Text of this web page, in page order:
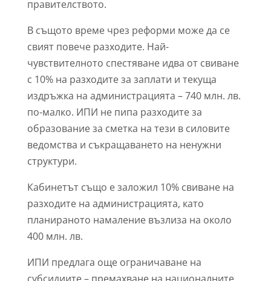
правителството.
В същото време чрез реформи може да се
свият повече разходите. Най-
чувствителното спестяване идва от свиване
с 10% на разходите за заплати и текуща
издръжка на администрацията – 740 млн. лв.
по-малко. ИПИ не пипа разходите за
образование за сметка на тези в силовите
ведомства и съкращаването на ненужни
структури.
Кабинетът също е заложил 10% свиване на
разходите на администрацията, като
планираното намаление възлиза на около
400 млн. лв.
ИПИ предлага още ограничаване на